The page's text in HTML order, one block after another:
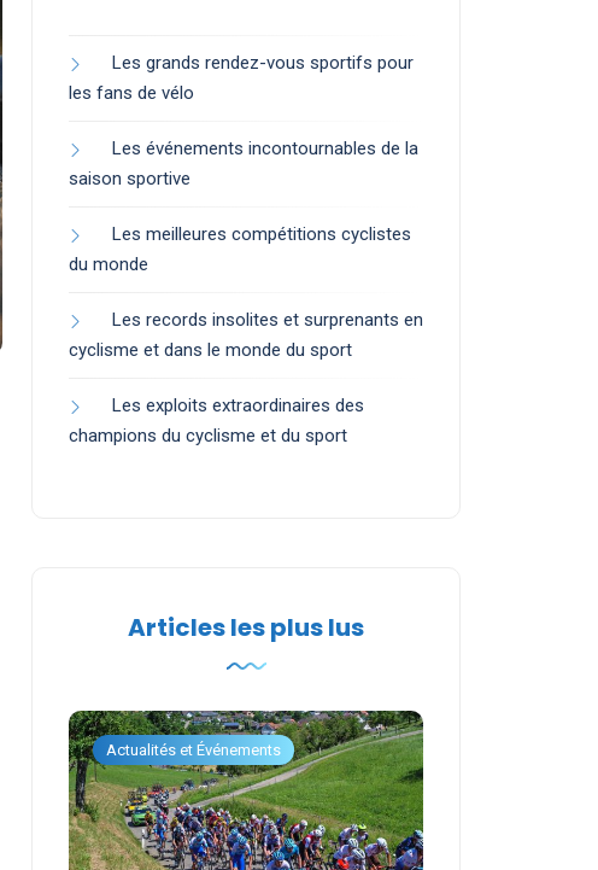
Les grands rendez-vous sportifs pour
les fans de vélo
Les événements incontournables de la
saison sportive
Les meilleures compétitions cyclistes
du monde
Les records insolites et surprenants en
cyclisme et dans le monde du sport
Les exploits extraordinaires des
champions du cyclisme et du sport
Articles les plus lus
Actualités et Événements